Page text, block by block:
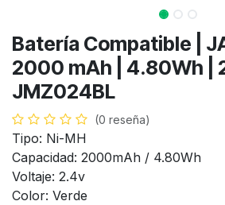
Batería Compatible |
2000 mAh | 4.80Wh |
JMZ024BL
(0 reseña)
Tipo: Ni-MH
Capacidad: 2000mAh / 4.80Wh
Voltaje: 2.4v
Color: Verde